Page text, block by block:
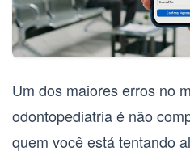
Um dos maiores erros no
odontopediatria é não
quem você está tentando